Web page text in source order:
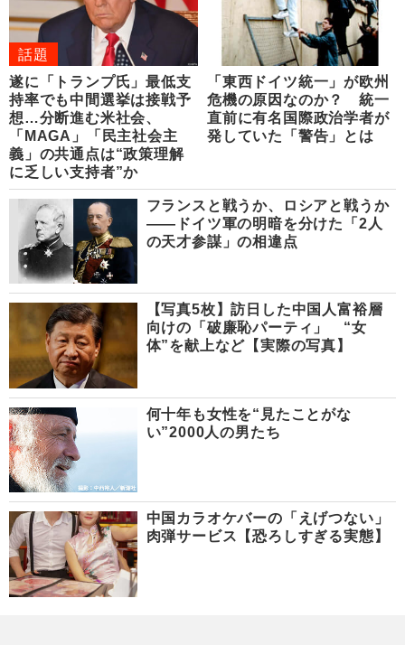
話題
遂に「トランプ氏」最低支
持率でも中間選挙は接戦予
想…分断進む米社会、
「MAGA」「民主社会主
義」の共通点は“政策理解
に乏しい支持者”か
「東西ドイツ統一」が欧州
危機の原因なのか？ 統一
直前に有名国際政治学者が
発していた「警告」とは
フランスと戦うか、ロシアと戦うか
――ドイツ軍の明暗を分けた「2人
の天才参謀」の相違点
【写真5枚】訪日した中国人富裕層
向けの「破廉恥パーティ」 “女
体”を献上など【実際の写真】
何十年も女性を“見たことがな
い”2000人の男たち
中国カラオケバーの「えげつない」
肉弾サービス【恐ろしすぎる実態】